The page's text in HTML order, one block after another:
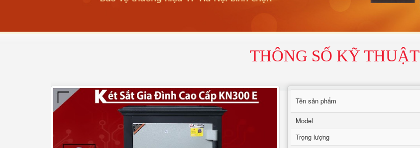
THÔNG SỐ KỸ THUẬT
Tên sản phẩm
Model
Trọng lượng